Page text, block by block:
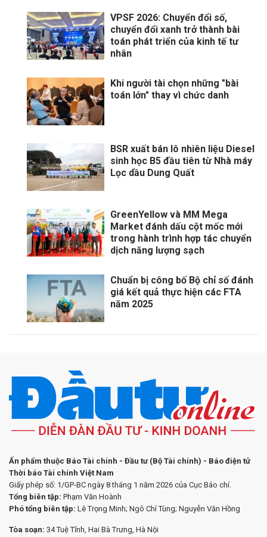
VPSF 2026: Chuyển đổi số,
chuyển đổi xanh trở thành bài
toán phát triển của kinh tế tư
nhân
Khi người tài chọn những "bài
toán lớn" thay vì chức danh
BSR xuất bán lô nhiên liệu Diesel
sinh học B5 đầu tiên từ Nhà máy
Lọc dầu Dung Quất
GreenYellow và MM Mega
Market đánh dấu cột mốc mới
trong hành trình hợp tác chuyển
dịch năng lượng sạch
Chuẩn bị công bố Bộ chỉ số đánh
giá kết quả thực hiện các FTA
năm 2025
Ấn phẩm thuộc Báo Tài chính - Đầu tư (Bộ Tài chính) - Báo điện tử
Thời báo Tài chính Việt Nam
Giấy phép số: 1/GP-BC ngày 8 tháng 1 năm 2026 của Cục Báo chí.
Tổng biên tập: Phạm Văn Hoành
Phó tổng biên tập: Lê Trọng Minh; Ngô Chí Tùng; Nguyễn Văn Hồng
Tòa soạn: 34 Tuệ Tĩnh, Hai Bà Trưng, Hà Nội